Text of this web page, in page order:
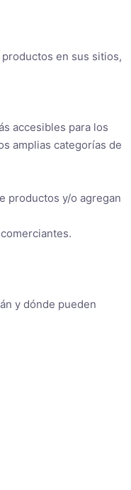
en sus sitios,
accesibles para los
amplias categorías de
productos y/o agregan
y dónde pueden